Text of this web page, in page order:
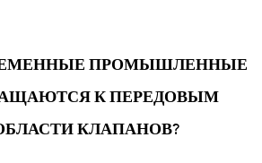
ПРОМЫШЛЕННЫЕ
К ПЕРЕДОВЫМ
КЛАПАНОВ?